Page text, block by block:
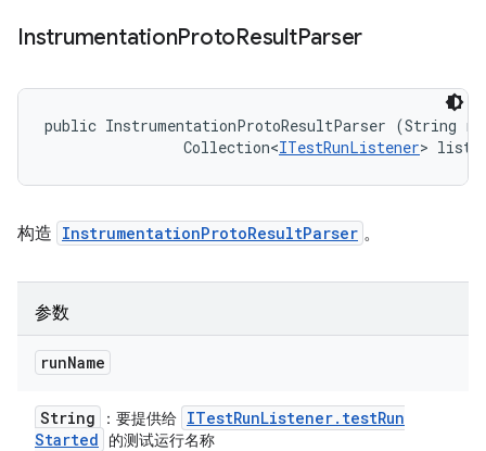
InstrumentationProtoResultParser
public InstrumentationProtoResultParser (String
                Collection<
ITestRunListener>
构造 InstrumentationProtoResultParser 。
参数
runName
String ：要提供给 ITestRunListener. testRun
Started
的测试运行名称